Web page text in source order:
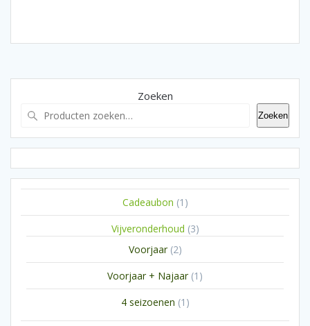
Zoeken
Zoeken
Cadeaubon 1 1
product
Vijveronderhoud 33
Voorjaar 22
producten
Voorjaar + Najaar 1 1
product
4 seizoenen 1 1